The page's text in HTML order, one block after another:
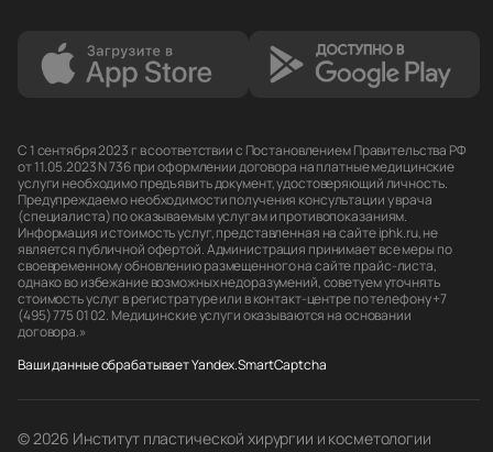
С 1 сентября 2023 г в соответствии с Постановлением Правительства РФ
от 11.05.2023 N 736 при оформлении договора на платные медицинские
услуги необходимо предъявить документ, удостоверяющий личность.
Предупреждаем о необходимости получения консультации у врача
(специалиста) по оказываемым услугам и противопоказаниям.
Информация и стоимость услуг, представленная на сайте iphk.ru, не
является публичной офертой. Администрация принимает все меры по
своевременному обновлению размещенного на сайте прайс-листа,
однако во избежание возможных недоразумений, советуем уточнять
стоимость услуг в регистратуре или в контакт-центре по телефону +7
(495) 775 01 02. Медицинские услуги оказываются на основании
договора.»
Ваши данные обрабатывает Yandex.SmartCaptcha
© 2026 Институт пластической хирургии и косметологии